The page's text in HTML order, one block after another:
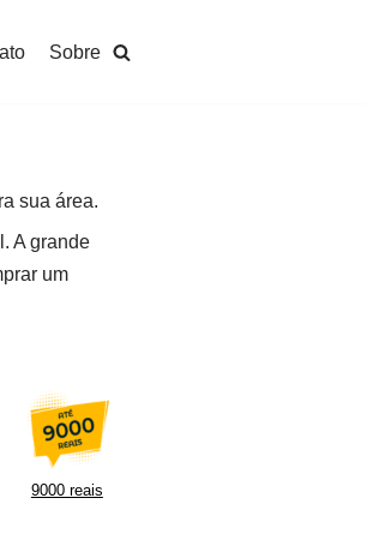
Sobre
sua área.
A grande
um
9000 reais